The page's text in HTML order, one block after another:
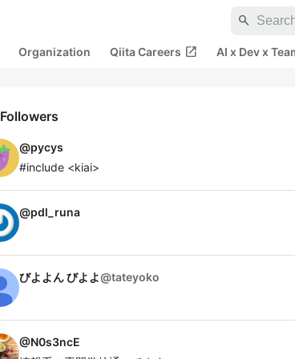
search
Organization Qiita Careers open_in_new AI x Dev x
Followers
@pycys
#include <kiai>
@pdl_runa
びよよん びよよ@tateyoko
@N0s3ncE